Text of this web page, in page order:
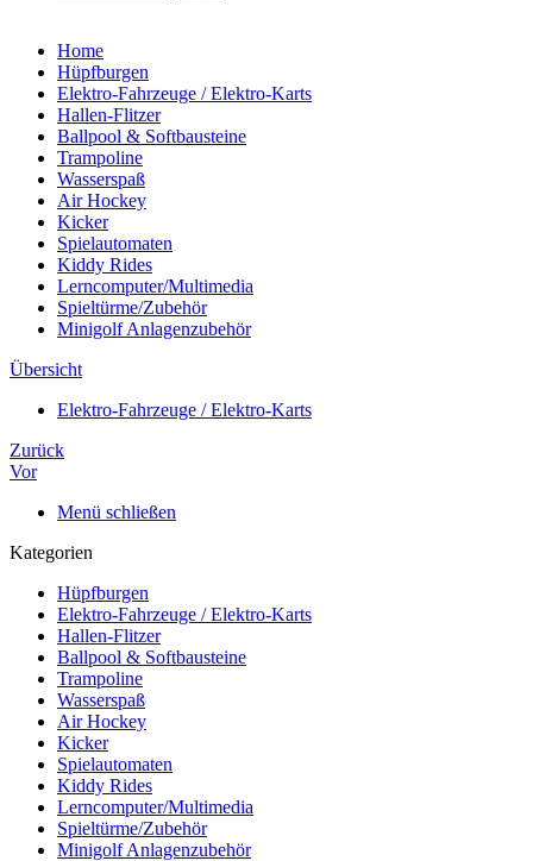
Home
Hüpfburgen
Elektro-Fahrzeuge / Elektro-Karts
Hallen-Flitzer
Ballpool & Softbausteine
Trampoline
Wasserspaß
Air Hockey
Kicker
Spielautomaten
Kiddy Rides
Lerncomputer/Multimedia
Spieltürme/Zubehör
Minigolf Anlagenzubehör
Übersicht
Elektro-Fahrzeuge / Elektro-Karts
Zurück
Vor
Menü schließen
Kategorien
Hüpfburgen
Elektro-Fahrzeuge / Elektro-Karts
Hallen-Flitzer
Ballpool & Softbausteine
Trampoline
Wasserspaß
Air Hockey
Kicker
Spielautomaten
Kiddy Rides
Lerncomputer/Multimedia
Spieltürme/Zubehör
Minigolf Anlagenzubehör